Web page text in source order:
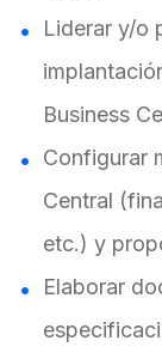
Liderar y/o
Business
Configurar
Central
etc.) y
Elaborar